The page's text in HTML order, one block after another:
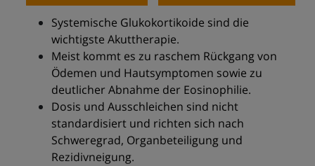
Systemische Glukokortikoide sind die
wichtigste Akuttherapie.
Meist kommt es zu raschem Rückgang von
Ödemen und Hautsymptomen sowie zu
deutlicher Abnahme der Eosinophilie.
Dosis und Ausschleichen sind nicht
standardisiert und richten sich nach
Schweregrad, Organbeteiligung und
Rezidivneigung.